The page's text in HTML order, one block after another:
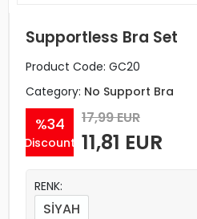
Supportless Bra Set
Product Code: GC20
Category: No Support Bra
%34
Discount
17,99 EUR
11,81 EUR
RENK:
SİYAH